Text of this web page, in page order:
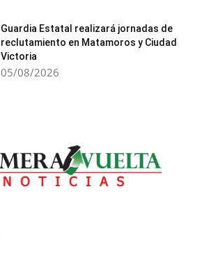
Guardia Estatal realizará jornadas de
reclutamiento en Matamoros y Ciudad
Victoria
05/08/2026